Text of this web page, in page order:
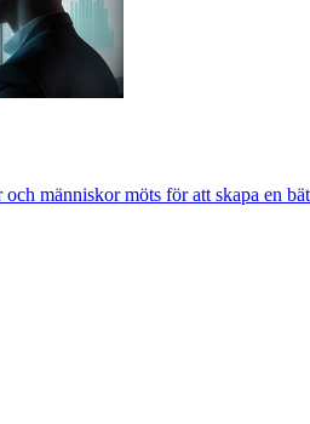
människor möts för att skapa en